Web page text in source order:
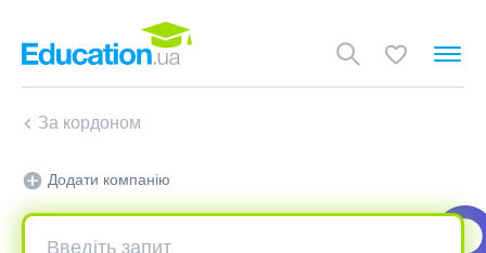
За кордоном
Додати компанію